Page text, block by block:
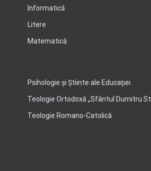
Informatică
Litere
Matematică
Psihologie şi Ştiinte ale Educaţiei
Teologie Ortodoxă „Sfântul Dumitru
Teologie Romano-Catolică